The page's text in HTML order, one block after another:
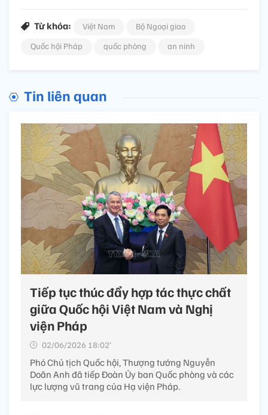
Từ khóa: Việt Nam
Bộ Ngoại giao
Quốc hội Pháp
quốc phòng an ninh
Tin liên quan
Tiếp tục thúc đẩy hợp tác thực chất
giữa Quốc hội Việt Nam và Nghị
viện Pháp
02/06/2026 18:02’
Phó Chủ tịch Quốc hội, Thượng tướng Nguyễn
Doãn Anh đã tiếp Đoàn Ủy ban Quốc phòng và các
lực lượng vũ trang của Hạ viện Pháp.